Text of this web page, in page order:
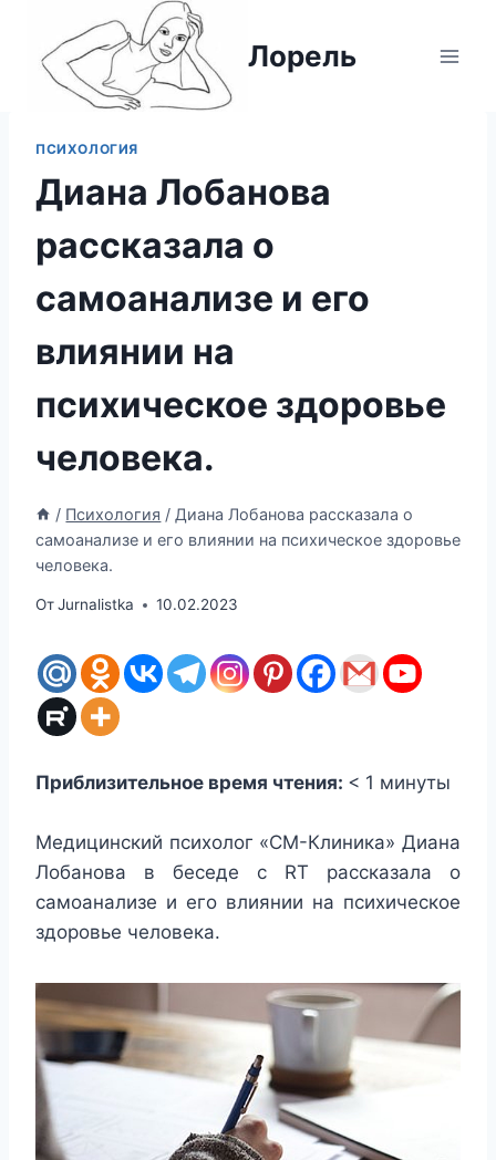
содержимому
Лорель
ПСИХОЛОГИЯ
Диана Лобанова
рассказала о
самоанализе и его
влиянии на
психическое здоровье
человека.
/ Психология / Диана Лобанова рассказала о
самоанализе и его влиянии на психическое здоровье
человека.
ОтJurnalistka 10.02.2023
Приблизительное время чтения: < 1 минуты
Медицинский психолог «СМ-Клиника» Диана
Лобанова в беседе с RT рассказала о
самоанализе и его влиянии на психическое
здоровье человека.